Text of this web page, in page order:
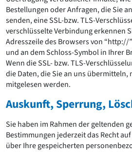
Bestellungen oder Anfragen, die Sie
senden, eine SSL-bzw. TLS-
verschlüsselte Verbindung erkennen
Adresszeile des Browsers von
und an dem Schloss-Symbol in Ihrer
Wenn die SSL- bzw. TLS-
die Daten, die Sie an uns übermitteln,
mitgelesen werden.
Auskunft, Sperrung,
Sie haben im Rahmen der geltenden
Bestimmungen jederzeit das Recht
über Ihre gespeicherten